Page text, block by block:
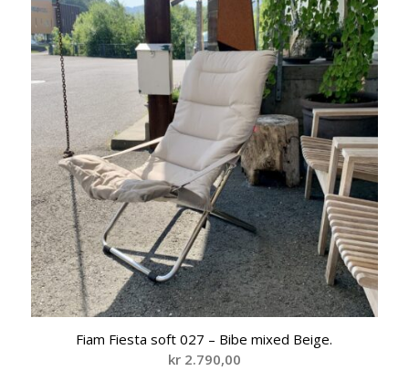
Fiam Fiesta soft 027 – Bibe mixed Beige.
kr2.790,00